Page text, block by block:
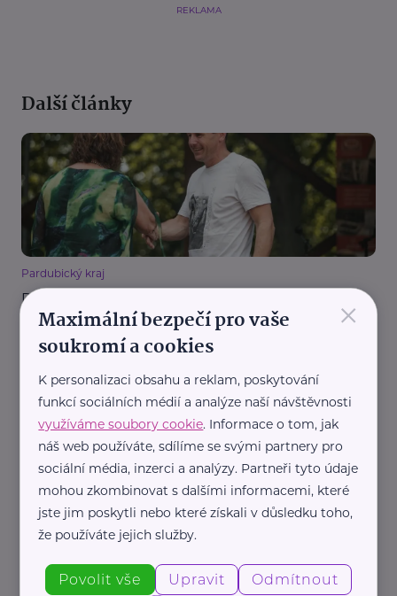
REKLAMA
Další články
Pardubický kraj
Dobrovolnictví mění životy. Pavel Rouš získal
Cenu Grácií za pomoc lidem s hendikepem
Aktivity Dobrovolnictví Podpora a pomoc
Amelie, z.s.
Léčba rakoviny nemusí znamenat konec bolesti.
Amelie chce lépe poznat život pacientů po terapii
Nemoc Podpora a pomoc
×
Maximální bezpečí pro vaše
soukromí a cookies
K personalizaci obsahu a reklam, poskytování
funkcí sociálních médií a analýze naší návštěvnosti
využíváme soubory cookie. Informace o tom, jak
náš web používáte, sdílíme se svými partnery pro
sociální média, inzerci a analýzy. Partneři tyto údaje
mohou zkombinovat s dalšími informacemi, které
jste jim poskytli nebo které získali v důsledku toho,
že používáte jejich služby.
Povolit vše Upravit Odmítnout